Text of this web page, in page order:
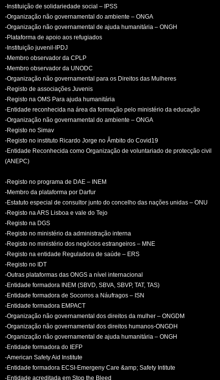
-Instituição de solidariedade social – IPSS
-Organização não governamental do ambiente – ONGA
-Organização não governamental de ajuda humanitária – ONGH
-Plataforma de apoio aos refugiados
-Instituição juvenil-IPDJ
-Membro observador da CPLP
-Membro observador da UNODC
-Organização não governamental para os Direitos das Mulheres
-Registo de associações Juvenis
-Registo na OMS Para ajuda humanitária
-Entidade reconhecida na área da formação pelo ministério da educação
-Organização não governamental do ambiente – ONGA
-Registo no Simav
-Registo no instituto Ricardo Jorge no Âmbito do Covid19
-Entidade Reconhecida como Organização de voluntariado de protecção civil
(ANEPC)
-Registo no programa de DAE – INEM
-Membro da plataforma por Darfur
-Estatuto especial de consultor junto do concelho das nações unidas – ONU
-Registo na ARS Lisboa e vale do Tejo
-Registo na DGS
-Registo no ministério da administração interna
-Registo no ministério dos negócios estrangeiros – MNE
-Registo na entidade Reguladora de saúde – ERS
-Registo no IDT
-Outras plataformas das ONGS a nível internacional
-Entidade formadora INEM (SBVD, SBVA, SBVP, TAT, TAS)
-Entidade formadora de Socorros a Náufragos – ISN
-Entidade formadora EMPACT
-Organização não governamental dos direitos da mulher – ONGDM
-Organização não governamental dos direitos humanos-ONGDH
-Organização não governamental de ajuda humanitária – ONGH
-Entidade formadora do IEFP
-American Safety Aid Institute
-Entidade formadora ECSI-Emergeny Care &amp; Safety Intitute
-Entidade acreditada em Stop the Bleed